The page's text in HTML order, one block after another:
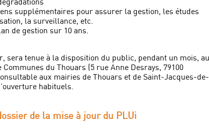
supplémentaires pour assurer la gestion, les études
la surveillance, etc.
de gestion sur 10 ans.
sera tenue à la disposition du public, pendant un mois, au
Communes du Thouars (5 rue Anne Desrays, 79100
aux mairies de Thouars et de Saint-Jacques-de-
habituels.
de la mise à jour du PLUi